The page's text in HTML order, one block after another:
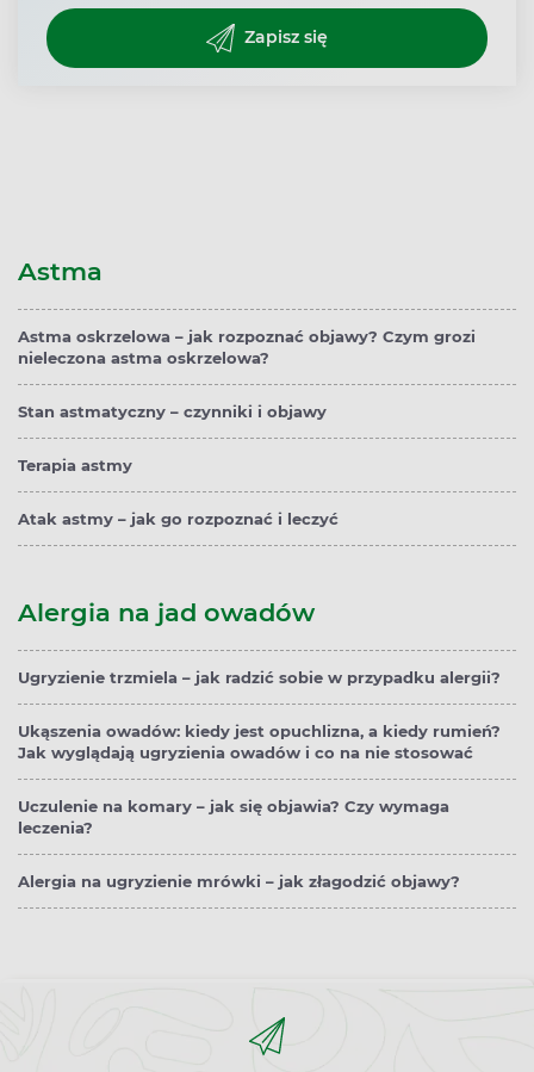
Zapisz się
Astma
Astma oskrzelowa – jak rozpoznać objawy? Czym grozi
nieleczona astma oskrzelowa?
Stan astmatyczny – czynniki i objawy
Terapia astmy
Atak astmy – jak go rozpoznać i leczyć
Alergia na jad owadów
Ugryzienie trzmiela – jak radzić sobie w przypadku alergii?
Ukąszenia owadów: kiedy jest opuchlizna, a kiedy rumień?
Jak wyglądają ugryzienia owadów i co na nie stosować
Uczulenie na komary – jak się objawia? Czy wymaga
leczenia?
Alergia na ugryzienie mrówki – jak złagodzić objawy?